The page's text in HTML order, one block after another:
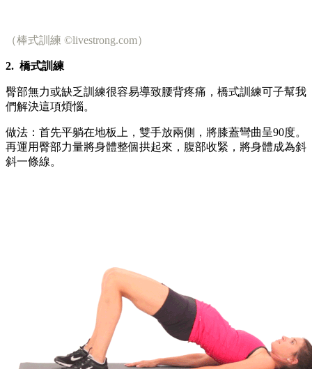
（棒式訓練 ©livestrong.com）
2. 橋式訓練
臀部無力或缺乏訓練很容易導致腰背疼痛，橋式訓練可子幫我
們解決這項煩惱。
做法：首先平躺在地板上，雙手放兩側，將膝蓋彎曲呈90度。
再運用臀部力量將身體整個拱起來，腹部收緊，將身體成為斜
斜一條線。